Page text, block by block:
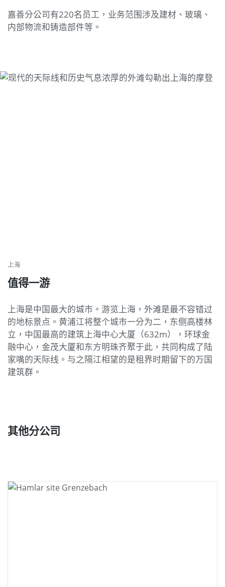
嘉善分公司有220名员工，业务范围涉及建材、玻璃、
内部物流和铸造部件等。
值得一游
上海
上海是中国最大的城市。游览上海，外滩是最不容错过
的地标景点。黄浦江将整个城市一分为二，东侧高楼林
立，中国最高的建筑上海中心大厦（632m），环球金
融中心，金茂大厦和东方明珠齐聚于此，共同构成了陆
家嘴的天际线。与之隔江相望的是租界时期留下的万国
建筑群。
其他分公司